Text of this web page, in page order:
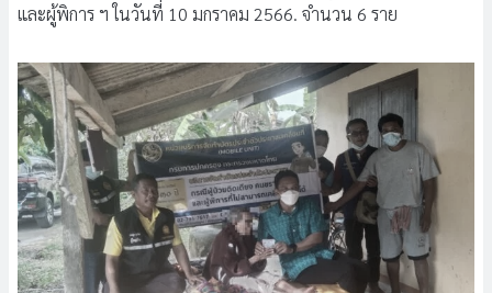
และผู้พิการ ฯ ในวันที่ 10 มกราคม 2566. จำนวน 6 ราย